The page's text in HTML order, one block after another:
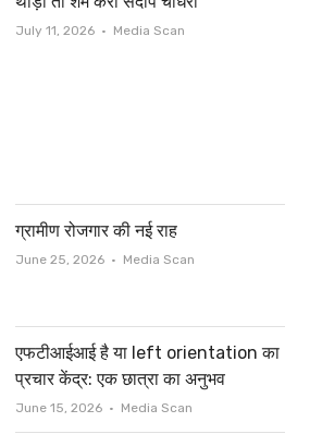
July 11, 2026 Author
Media Scan
ग्रामीण रोजगार की नई राह
June 25, 2026 Author
Media Scan
एफटीआईआई है या left orientation का
प्रचार केंद्र: एक छात्रा का अनुभव
June 15, 2026 Author
Media Scan